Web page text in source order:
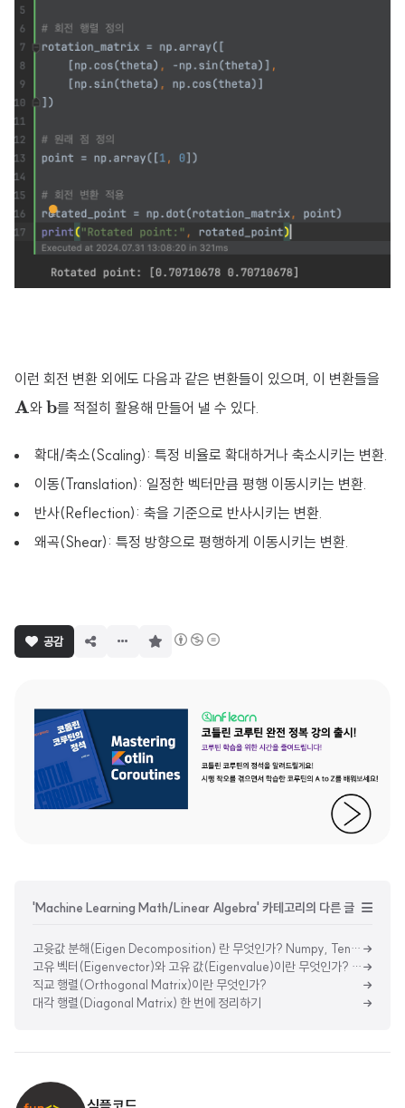
이런 회전 변환 외에도 다음과 같은 변환들이 있으며, 이 변환들을
A
A 와 b
b를 적절히 활용해 만들어 낼 수 있다.
확대/축소(Scaling): 특정 비율로 확대하거나 축소시키는 변환.
이동(Translation): 일정한 벡터만큼 평행 이동시키는 변환.
반사(Reflection): 축을 기준으로 반사시키는 변환.
왜곡(Shear): 특정 방향으로 평행하게 이동시키는 변환.
공감
'Machine Learning Math/Linear Algebra' 카테고리의 다른 글
고윳값 분해(Eigen Decomposition) 란 무엇인가? Numpy, TensorFlow, PyTorch 사용해 고유값 분해 해보기
고유 벡터(Eigenvector)와 고유 값(Eigenvalue)이란 무엇인가? Numpy, TensorFlow, PyTorch로 고유 벡터 구해보기
직교 행렬(Orthogonal Matrix)이란 무엇인가?
대각 행렬(Diagonal Matrix) 한 번에 정리하기